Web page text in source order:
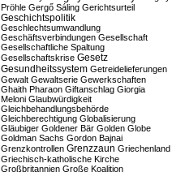
Pröhle Gergő Sáling Gerichtsurteil
Geschichtspolitik
Geschlechtsumwandlung
Geschäftsverbindungen Gesellschaft
Gesellschaftliche Spaltung
Gesellschaftskrise Gesetz
Gesundheitssystem Getreidelieferungen
Gewalt Gewaltserie Gewerkschaften
Ghaith Pharaon Giftanschlag Giorgia
Meloni Glaubwürdigkeit
Gleichbehandlungsbehörde
Gleichberechtigung Globalisierung
Gläubiger Goldener Bär Golden Globe
Goldman Sachs Gordon Bajnai
Grenzkontrollen Grenzzaun Griechenland
Griechisch-katholische Kirche
Großbritannien Große Koalition